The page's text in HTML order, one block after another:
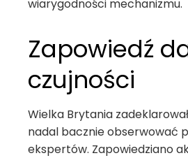
wiarygodności mechanizmu.
Zapowiedź
czujności
Wielka Brytania
nadal bacznie obserwować
ekspertów. Zapowiedziano